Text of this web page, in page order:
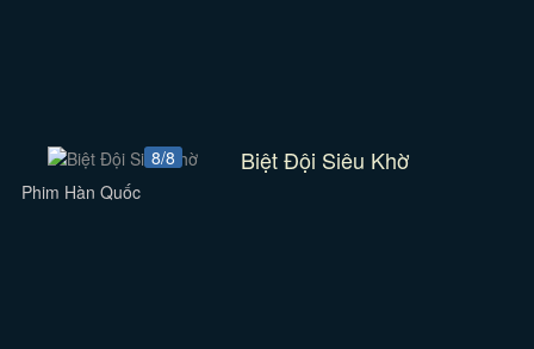
8/8 Biệt Đội Siêu Khờ
Phim Hàn Quốc